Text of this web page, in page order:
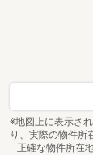
※地図上に表示さ
り、実際の物件所
正確な物件所在